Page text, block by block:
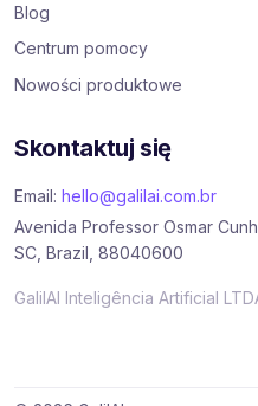
Blog
Centrum pomocy
Nowości produktowe
Skontaktuj się
Email: hello@galilai.com.br
Avenida Professor Osmar
SC, Brazil, 88040600
GalilAI Inteligência Artificial